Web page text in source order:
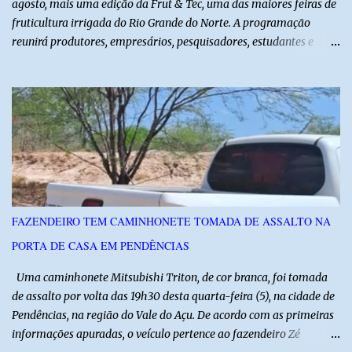
agosto, mais uma edição da Frut & Tec, uma das maiores feiras de
fruticultura irrigada do Rio Grande do Norte. A programação
reunirá produtores, empresários, pesquisadores, estudantes e
instituições e tecnologias voltadas ao setor. Além das atividades
técnicas, a feira contará com programação cultural. No dia 20 de
agosto, o público poderá prestigiar o show de humor com Mução,
seguido de apresentação musical de Vê Barreto. A Frut & Tec
reforça a importância do Distrito de Irrigação do Baixo Açu como
referência na fruticultura irrigada, promovendo conhecimento,
inovação e oportunidades para o desenvolvimento do agronegócio
potiguar. @associacaodiba
FAZENDEIRO TEM CAMINHONETE TOMADA DE ASSALTO NA
PORTA DE CASA EM PENDÊNCIAS
Uma caminhonete Mitsubishi Triton, de cor branca, foi tomada
de assalto por volta das 19h30 desta quarta-feira (5), na cidade de
Pendências, na região do Vale do Açu. De acordo com as primeiras
informações apuradas, o veículo pertence ao fazendeiro Zé